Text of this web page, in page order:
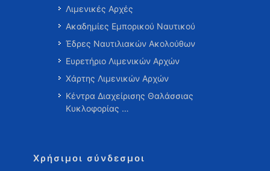
Λιμενικές Αρχές
Ακαδημίες Εμπορικού Ναυτικού
Έδρες Ναυτιλιακών Ακολούθων
Ευρετήριο Λιμενικών Αρχών
Χάρτης Λιμενικών Αρχών
Κέντρα Διαχείρισης Θαλάσσιας
Κυκλοφορίας …
Χρήσιμοι σύνδεσμοι